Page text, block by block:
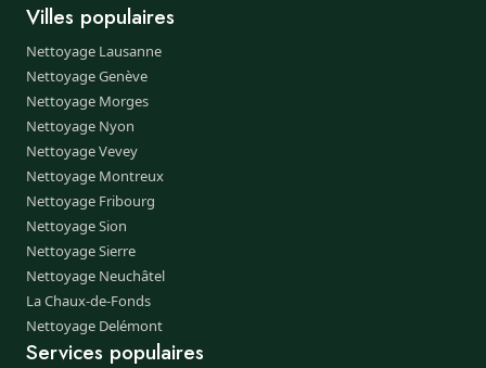
Villes populaires
Nettoyage Lausanne
Nettoyage Genève
Nettoyage Morges
Nettoyage Nyon
Nettoyage Vevey
Nettoyage Montreux
Nettoyage Fribourg
Nettoyage Sion
Nettoyage Sierre
Nettoyage Neuchâtel
La Chaux-de-Fonds
Nettoyage Delémont
Services populaires